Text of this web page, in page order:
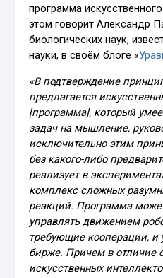
программа
этом говорит Александр
биологических наук,
науки, в своём блоге «
«В подтверждение
предлагается
[программа], который
задач на мышление,
исключительно этим
без какого-либо
реализует в
комплекс сложных
реакций. Программа
управлять движением
требующие кооперации, и
бирже. Причем в отличие
искусственных